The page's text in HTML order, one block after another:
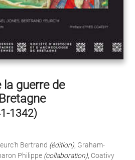
guerre de
1342)
Bertrand (édition), Graham-
Philippe (collaboration), Coativy